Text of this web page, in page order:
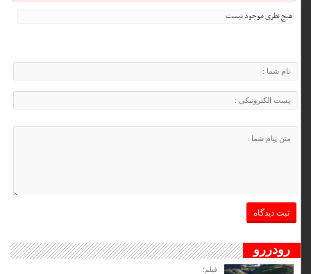
هیچ نظری موجود نیست
رودررو
فیلم؛